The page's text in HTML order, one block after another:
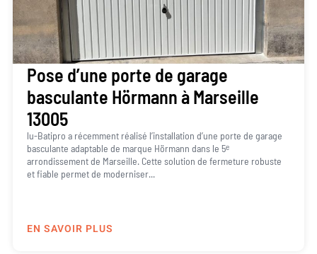
Pose d’une porte de garage
basculante Hörmann à Marseille
13005
lu-Batipro a récemment réalisé l’installation d’une porte de garage
basculante adaptable de marque Hörmann dans le 5ᵉ
arrondissement de Marseille. Cette solution de fermeture robuste
et fiable permet de moderniser...
EN SAVOIR PLUS